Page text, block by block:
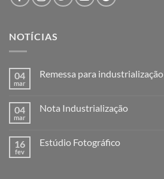
NOTÍCIAS
04
mar
Remessa para industrialização
Remessa
04
mar
Nota Industrialização
Nota
16
fev
Estúdio Fotográfico